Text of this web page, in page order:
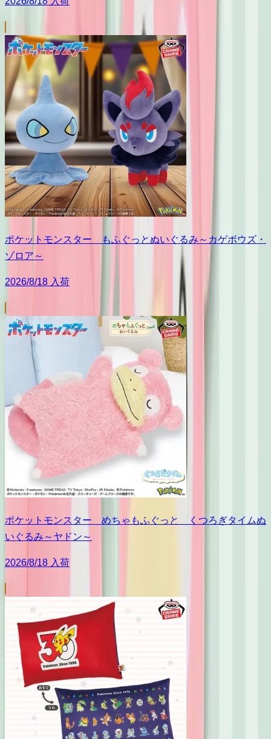
ポケットモンスター もふぐっとぬいぐるみ～カゲボウズ・
ゾロア～
2026/8/18 入荷
ポケットモンスター めちゃもふぐっと くつろぎタイムぬ
いぐるみ～ヤドン～
2026/8/18 入荷